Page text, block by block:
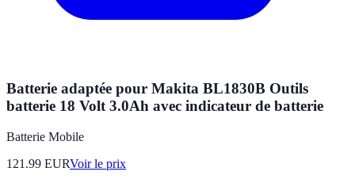
Batterie adaptée pour Makita BL1830B Outils
batterie 18 Volt 3.0Ah avec indicateur de batterie
Batterie Mobile
121.99 EURVoir le prix